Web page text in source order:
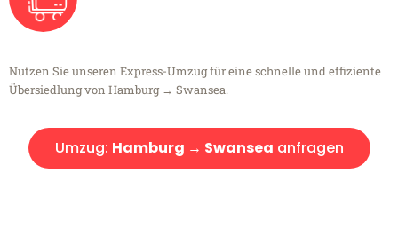
Nutzen Sie unseren Express-Umzug für eine schnelle und effiziente
Übersiedlung von Hamburg → Swansea.
Umzug: Hamburg → Swansea anfragen